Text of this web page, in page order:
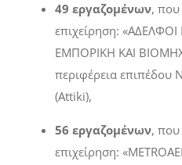
49 εργαζομένων,
επιχείρηση:
ΕΜΠΟΡΙΚΗ ΚΑΙ
περιφέρεια επιπέδου
(Attiki),
56 εργαζομένων,
επιχείρηση: «METRO